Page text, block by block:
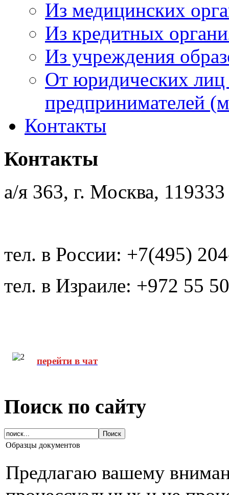
Из медицинских
Из кредитных
Из учреждения
От юридических
предпринимателей
Контакты
Контакты
а/я 363, г. Москва, 119333
тел. в России: +7(495)
тел. в Израиле: +972 55
перейти в чат
Поиск по сайту
Образцы документов
Предлагаю вашему